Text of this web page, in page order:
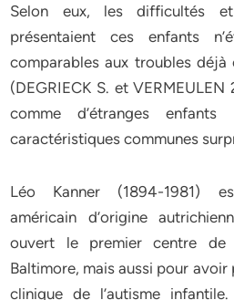
Selon eux, les difficultés
présentaient ces enfants
comparables aux troubles
(DEGRIECK S. et
comme d’étranges
caractéristiques communes
Léo Kanner (1894-1981)
américain d’origine
ouvert le premier centre de
Baltimore, mais aussi pour
clinique de l’autisme